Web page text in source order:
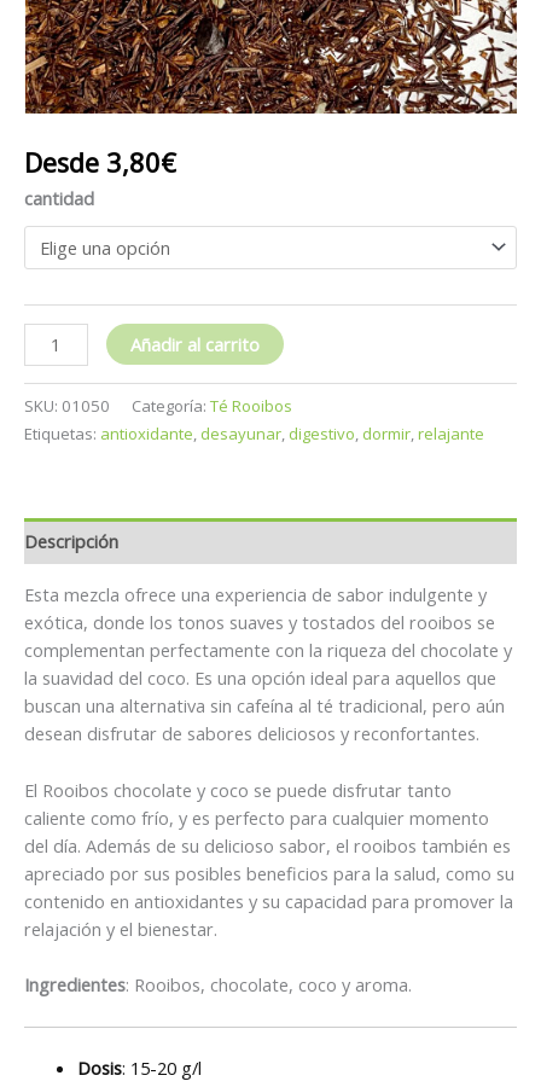
Desde 3,80€
cantidad
Añadir al carrito
SKU: 01050 Categoría: Té Rooibos
Etiquetas: antioxidante, desayunar, digestivo, dormir,relajante
Descripción
Esta mezcla ofrece una experiencia de sabor indulgente y
exótica, donde los tonos suaves y tostados del rooibos se
complementan perfectamente con la riqueza del chocolate y
la suavidad del coco. Es una opción ideal para aquellos que
buscan una alternativa sin cafeína al té tradicional, pero aún
desean disfrutar de sabores deliciosos y reconfortantes.
El Rooibos chocolate y coco se puede disfrutar tanto
caliente como frío, y es perfecto para cualquier momento
del día. Además de su delicioso sabor, el rooibos también es
apreciado por sus posibles beneficios para la salud, como su
contenido en antioxidantes y su capacidad para promover la
relajación y el bienestar.
Ingredientes: Rooibos, chocolate, coco y aroma.
Dosis: 15-20 g/l